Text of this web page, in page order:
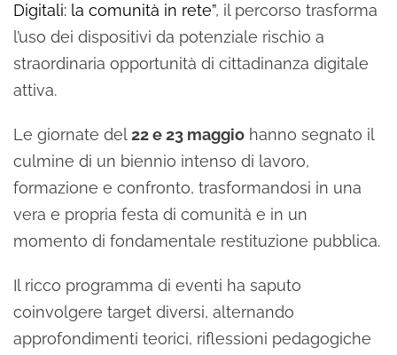
Digitali: la comunità in rete”, il percorso trasforma
l’uso dei dispositivi da potenziale rischio a
straordinaria opportunità di cittadinanza digitale
attiva.
Le giornate del22 e 23 maggio hanno segnato il
culmine di un biennio intenso di lavoro,
formazione e confronto, trasformandosi in una
vera e propria festa di comunità e in un
momento di fondamentale restituzione pubblica.
Il ricco programma di eventi ha saputo
coinvolgere target diversi, alternando
approfondimenti teorici, riflessioni pedagogiche